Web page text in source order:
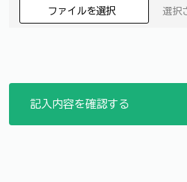
ファイルを選択 選択